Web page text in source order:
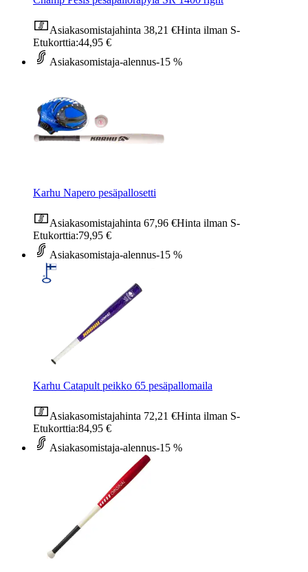
Asiakasomistajahinta 38,21 €Hinta ilman S-
Etukorttia:44,95 €
Asiakasomistaja-alennus-15 %
Karhu Napero pesäpallosetti
Asiakasomistajahinta 67,96 €Hinta ilman S-
Etukorttia:79,95 €
Asiakasomistaja-alennus-15 %
Karhu Catapult peikko 65 pesäpallomaila
Asiakasomistajahinta 72,21 €Hinta ilman S-
Etukorttia:84,95 €
Asiakasomistaja-alennus-15 %